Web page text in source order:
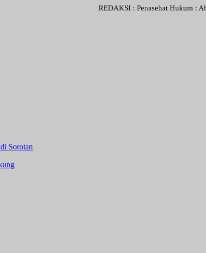
REDAKSI : Penasehat Hukum : Abdul
Sorotan